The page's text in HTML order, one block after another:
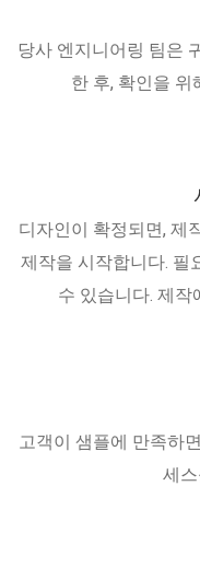
당사 엔지니어링 팀은
한 후, 확인을
디자인이 확정되면, 제
제작을 시작합니다. 필
수 있습니다. 제
고객이 샘플에 만족하
세